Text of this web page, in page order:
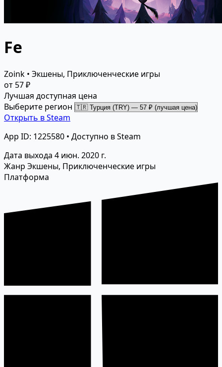
Fe
Zoink • Экшены, Приключенческие игры
от 57 ₽
Лучшая доступная цена
Выберите регион
Открыть в Steam
App ID: 1225580 • Доступно в Steam
Дата выхода 4 июн. 2020 г.
Жанр Экшены, Приключенческие игры
Платформа